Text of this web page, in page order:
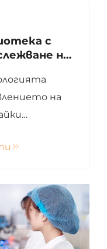
с
на
на
и
за